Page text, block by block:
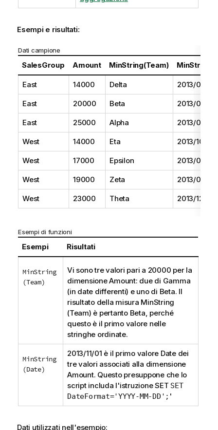
Esempi e risultati:
Dati campione
SalesGroup Amount MinString(Team)
East 14000 Delta 2013/08/01
East 20000 Beta 2013/05/01
East 25000 Alpha 2013/07/01
West 14000 Eta 2013/10/01
West 17000 Epsilon 2013/09/01
West 19000 Zeta 2013/06/01
West 23000 Theta 2013/12/01
Esempi di funzioni
Esempi Risultati
MinString
(Team)
Vi sono tre valori pari a 20000 per la
dimensioneAmount: due di Gamma
(in date differenti) e uno di Beta. Il
risultato della misura MinString
(Team) è pertanto Beta, perché
questo è il primo valore nelle
stringhe ordinate.
MinString
(Date)
2013/11/01 è il primo valore Datedei
tre valori associati alla dimensione
Amount. Questo presuppone che lo
script includa l'istruzioneSET SET
DateFormat='YYYY-MM-DD'; '
Dati utilizzati nell'esempio: